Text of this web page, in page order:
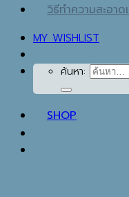
วิธีทำความสะอาด
MY WISHLIST
ค้นหา:
SHOP